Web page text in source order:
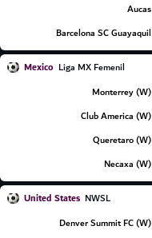
Aucas
Barcelona SC Guayaquil
Mexico Liga MX Femenil
Monterrey (W)
Club America (W)
Queretaro (W)
Necaxa (W)
United States NWSL
Denver Summit FC (W)